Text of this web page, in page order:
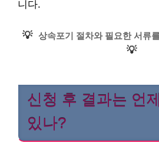
니다.
💡 상속포기 절차와 필요한 서류
💡
신청 후 결과는 언
있나?